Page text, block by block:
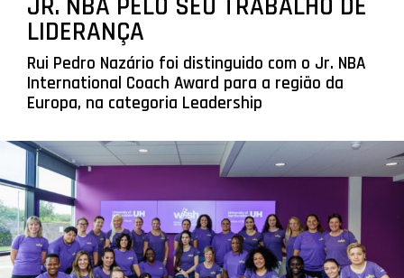
LIDERANÇA
Rui Pedro Nazário foi distinguido com o Jr. NBA
International Coach Award para a região da
Europa, na categoria Leadership